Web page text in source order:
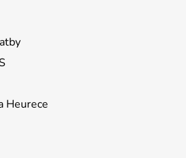
Heurece